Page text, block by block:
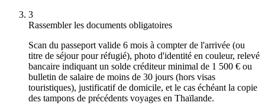
3
Rassembler les documents obligatoires
Scan du passeport valide 6 mois à compter de l'arrivée (ou
titre de séjour pour réfugié), photo d'identité en couleur, relevé
bancaire indiquant un solde créditeur minimal de 1 500 € ou
bulletin de salaire de moins de 30 jours (hors visas
touristiques), justificatif de domicile, et le cas échéant la copie
des tampons de précédents voyages en Thaïlande.